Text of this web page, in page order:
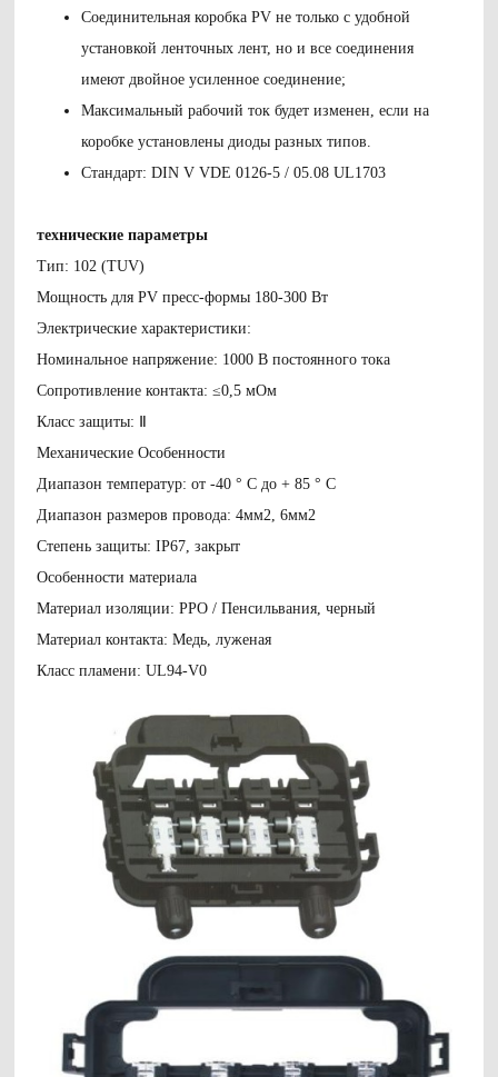
Соединительная коробка PV не только с удобной
установкой ленточных лент, но и все соединения
имеют двойное усиленное соединение;
Максимальный рабочий ток будет изменен, если на
коробке установлены диоды разных типов.
Стандарт: DIN V VDE 0126-5 / 05.08 UL1703
технические параметры
Тип: 102 (TUV)
Мощность для PV пресс-формы 180-300 Вт
Электрические характеристики:
Номинальное напряжение: 1000 В постоянного тока
Сопротивление контакта: ≤0,5 мОм
Класс защиты: Ⅱ
Механические Особенности
Диапазон температур: от -40 ° C до + 85 ° C
Диапазон размеров провода: 4мм2, 6мм2
Степень защиты: IP67, закрыт
Особенности материала
Материал изоляции: РРО / Пенсильвания, черный
Материал контакта: Медь, луженая
Класс пламени: UL94-V0